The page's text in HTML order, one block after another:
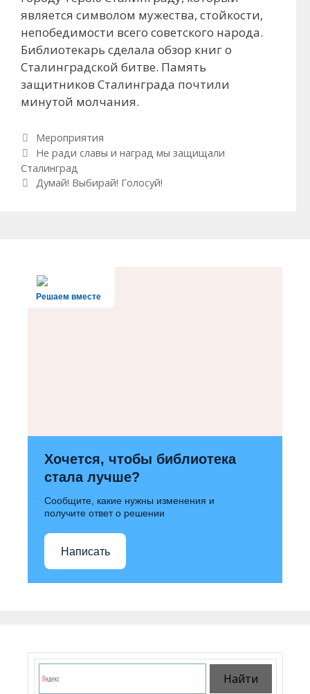
является символом мужества, стойкости,
непобедимости всего советского народа.
Библиотекарь сделала обзор книг о
Сталинградской битве. Память
защитников Сталинграда почтили
минутой молчания.
Рубрики
Мероприятия
Навигация по записям
Не ради славы и наград мы защищали
Сталинград
Думай! Выбирай! Голосуй!
Решаем вместе
Хочется, чтобы библиотека
стала лучше?
Сообщите, какие нужны изменения и
получите ответ о решении
Написать